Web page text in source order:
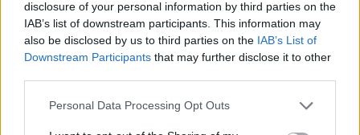
disclosure of your personal information by third parties on the
IAB’s list of downstream participants. This information may
also be disclosed by us to third parties on the IAB’s List of
Downstream Participants that may further disclose it to other
Personal Data Processing Opt Outs